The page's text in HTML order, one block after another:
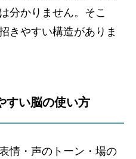
分かりません。そこ
きやすい構造がありま
すい脳の使い方
情・声のトーン・場の